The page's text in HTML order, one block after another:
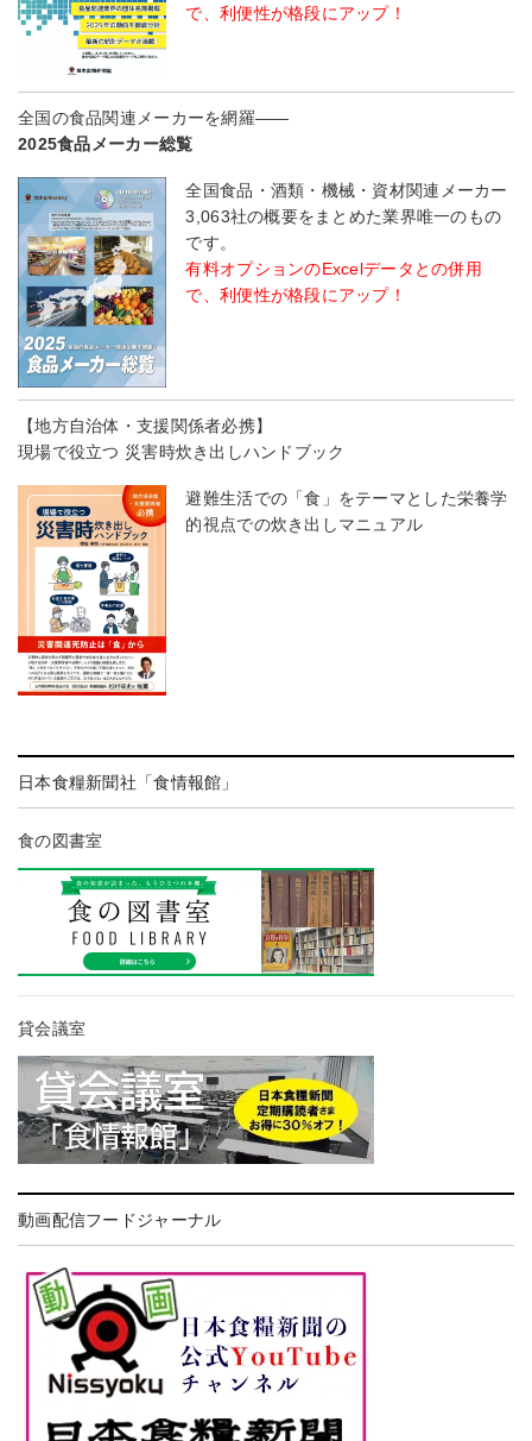
で、利便性が格段にアップ！
全国の食品関連メーカーを網羅――
2025食品メーカー総覧
全国食品・酒類・機械・資材関連メーカー
3,063社の概要をまとめた業界唯一のもの
です。
有料オプションのExcelデータとの併用
で、利便性が格段にアップ！
【地方自治体・支援関係者必携】
現場で役立つ 災害時炊き出しハンドブック
避難生活での「食」をテーマとした栄養学
的視点での炊き出しマニュアル
日本食糧新聞社「食情報館」
食の図書室
貸会議室
動画配信フードジャーナル